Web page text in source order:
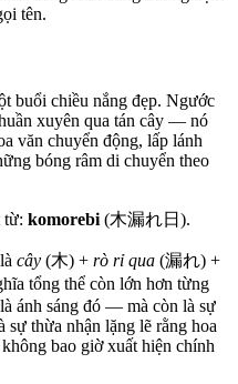
tên.
buổi chiều nắng đẹp. Ngước
xuyên qua tán cây — nó
văn chuyển động, lấp lánh
bóng râm di chuyển theo
từ: komorebi (木漏れ日).
cây (木) + rò rỉ qua (漏れ) +
tổng thể còn lớn hơn từng
ánh sáng đó — mà còn là sự
sự thừa nhận lặng lẽ rằng hoa
bao giờ xuất hiện chính